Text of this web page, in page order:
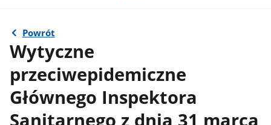
Powrót
Wytyczne
przeciwepidemiczne
Głównego Inspektora
Sanitarnego z dnia 31 marca